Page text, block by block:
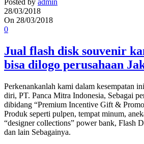
28/03/2018
On 28/03/2018
0
Jual flash disk souvenir
bisa dilogo perusahaan
Perkenankanlah kami dalam kesempatan
diri, PT. Panca Mitra Indonesia, Sebagai
dibidang “Premium Incentive Gift &
Produk seperti pulpen, tempat minum,
“designer collections” power bank, Flash
dan lain Sebagainya.